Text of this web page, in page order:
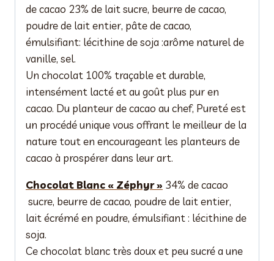
de cacao 23% de lait sucre, beurre de cacao,
poudre de lait entier, pâte de cacao,
émulsifiant: lécithine de soja :arôme naturel de
vanille, sel.
Un chocolat 100% traçable et durable,
intensément lacté et au goût plus pur en
cacao. Du planteur de cacao au chef, Pureté est
un procédé unique vous offrant le meilleur de la
nature tout en encourageant les planteurs de
cacao à prospérer dans leur art.
Chocolat Blanc « Zéphyr » 34% de cacao
sucre, beurre de cacao, poudre de lait entier,
lait écrémé en poudre, émulsifiant : lécithine de
soja.
Ce chocolat blanc très doux et peu sucré a une